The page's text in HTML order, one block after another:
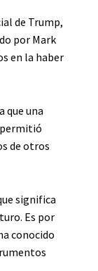
de Trump,
por Mark
en la haber
que una
permitió
de otros
significa
Es por
conocido